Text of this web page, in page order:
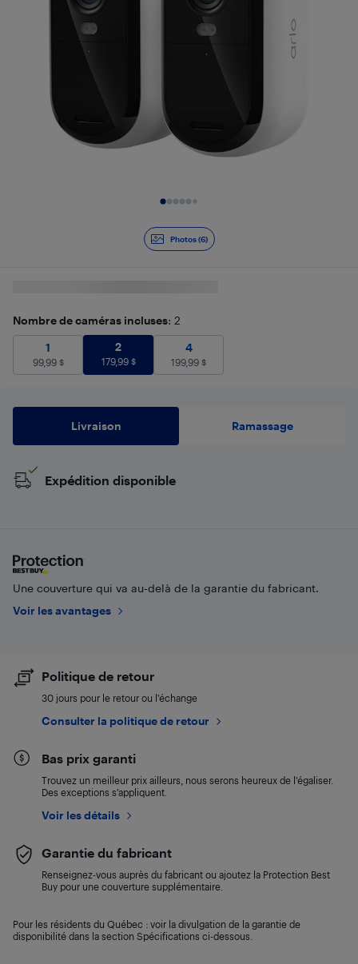
Photos (6)
Nombre de caméras incluses: 2
1
1
99,99$
2
2
179,99$
4
4
199,99 $
Livraison Ramassage
Expédition disponible
Une couverture qui va au-delà de la garantie du fabricant.
Voir les avantages
Politique de retour
30 jours pour le retour ou l’échange
Consulter la politique de retour
Bas prix garanti
Trouvez un meilleur prix ailleurs, nous serons heureux de l’égaliser.
Des exceptions s’appliquent.
Voir les détails
Garantie du fabricant
Renseignez-vous auprès du fabricant ou ajoutez la Protection Best
Buy pour une couverture supplémentaire.
Pour les résidents du Québec : voir la divulgation de la garantie de
disponibilité dans la section Spécifications ci-dessous.